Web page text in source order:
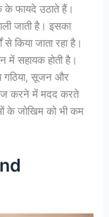
फायदे उठाते हैं।
जाती है। इसका
से किया जाता रहा है।
सहायक होती है।
गठिया, सूजन और
करने में मदद करते
के जोखिम को भी कम